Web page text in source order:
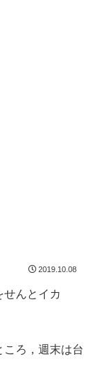
2019.10.08
せんとイカ
ろ，週末は台